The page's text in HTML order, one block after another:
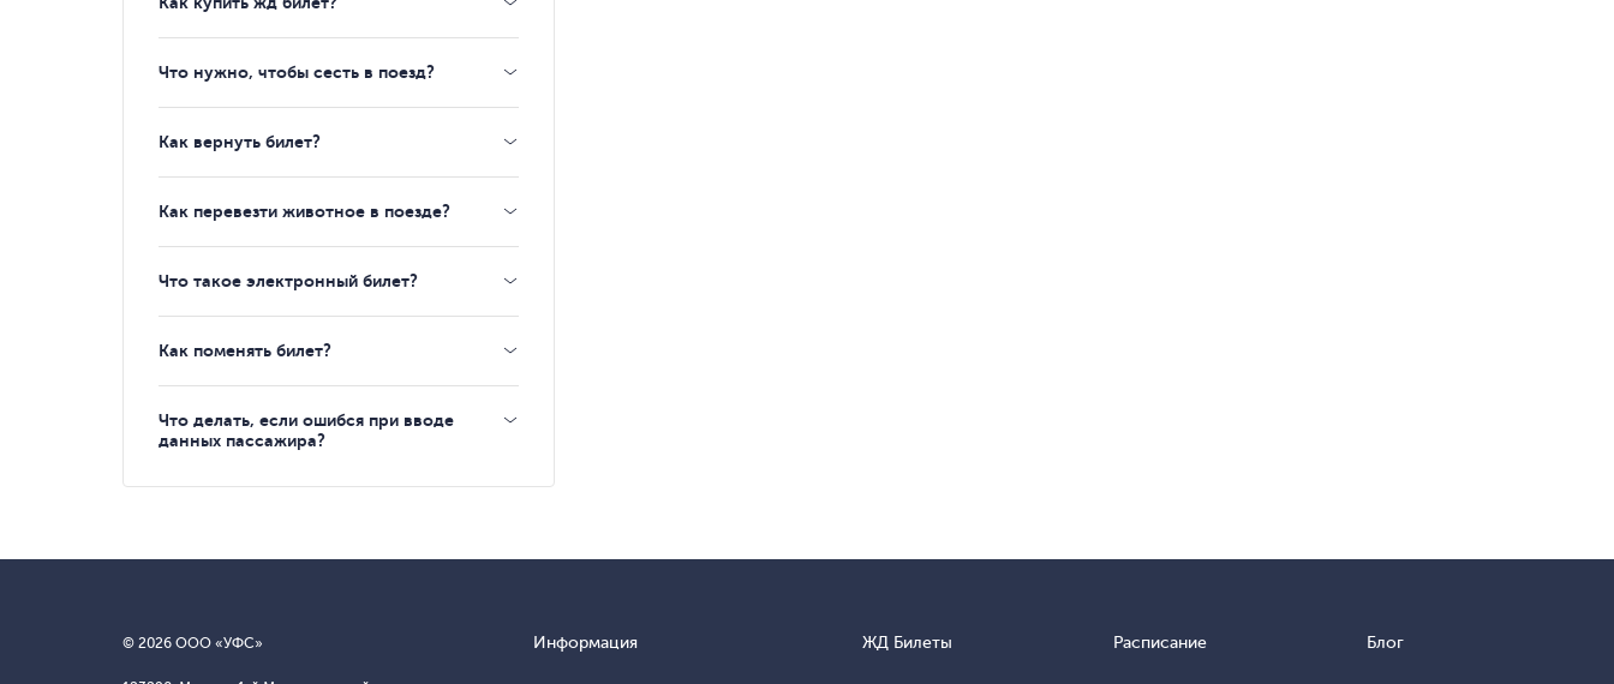
Что нужно, чтобы сесть в поезд?
Как вернуть билет?
Как перевезти животное в поезде?
Что такое электронный билет?
Как поменять билет?
Что делать, если ошибся при вводе
данных пассажира?
© 2026 ООО «УФС» Информация ЖД Билеты Расписание Блог